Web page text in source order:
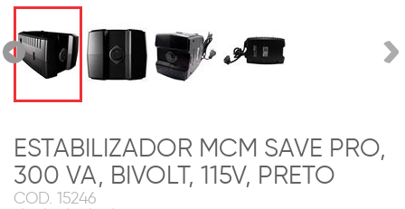
ESTABILIZADOR MCM SAVE PRO,
300 VA, BIVOLT, 115V, PRETO
COD. 15246